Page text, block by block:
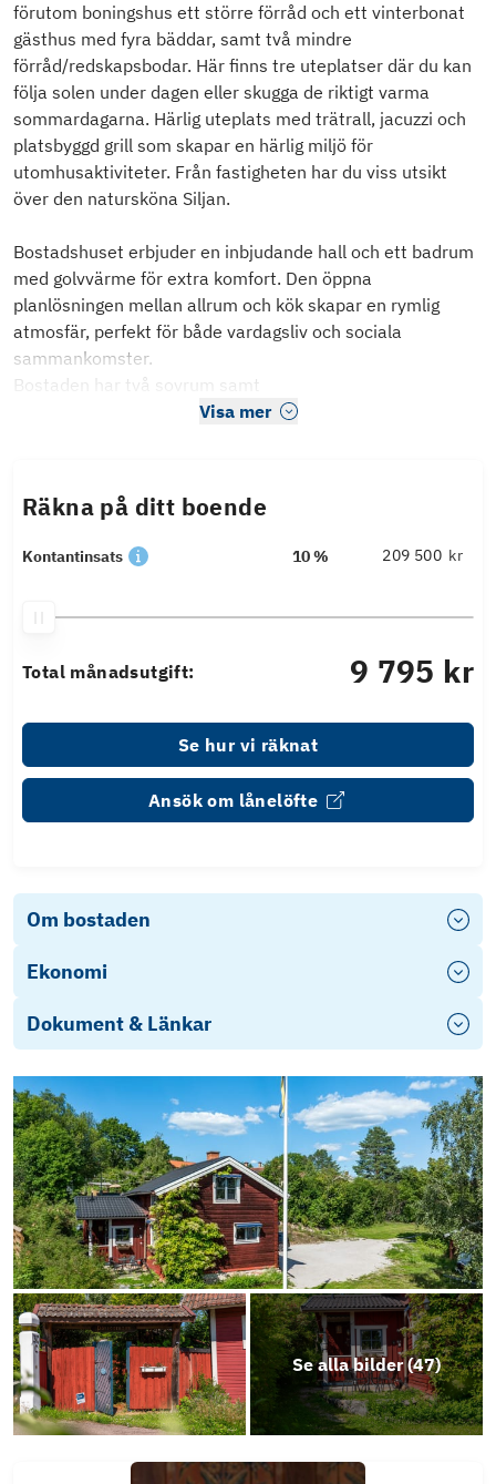
förutom boningshus ett större förråd och ett vinterbonat
gästhus med fyra bäddar, samt två mindre
förråd/redskapsbodar. Här finns tre uteplatser där du kan
följa solen under dagen eller skugga de riktigt varma
sommardagarna. Härlig uteplats med trätrall, jacuzzi och
platsbyggd grill som skapar en härlig miljö för
utomhusaktiviteter. Från fastigheten har du viss utsikt
över den natursköna Siljan.
Bostadshuset erbjuder en inbjudande hall och ett badrum
med golvvärme för extra komfort. Den öppna
planlösningen mellan allrum och kök skapar en rymlig
atmosfär, perfekt för både vardagsliv och sociala
sammankomster.
Bostaden har två sovrum samt
Visa mer
Räkna på ditt boende
Kontantinsats 10 % kr
Total månadsutgift: 9 795 kr
Se hur vi räknat
Ansök om lånelöfte
Om bostaden
Ekonomi
Dokument & Länkar
Frågelista
Energideklaration
Besiktning
Prospekt
Objektsbeskrivning
Se alla bilder (47)